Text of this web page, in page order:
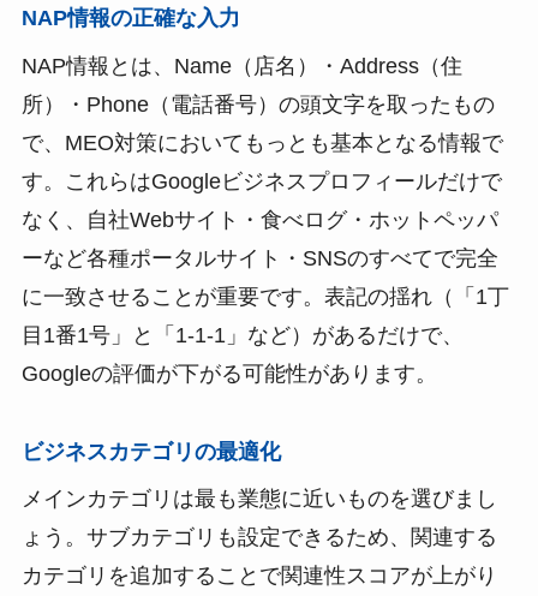
NAP情報の正確な入力
NAP情報とは、Name（店名）・Address（住
所）・Phone（電話番号）の頭文字を取ったもの
で、MEO対策においてもっとも基本となる情報で
す。これらはGoogleビジネスプロフィールだけで
なく、自社Webサイト・食べログ・ホットペッパ
ーなど各種ポータルサイト・SNSのすべてで完全
に一致させることが重要です。表記の揺れ（「1丁
目1番1号」と「1-1-1」など）があるだけで、
Googleの評価が下がる可能性があります。
ビジネスカテゴリの最適化
メインカテゴリは最も業態に近いものを選びまし
ょう。サブカテゴリも設定できるため、関連する
カテゴリを追加することで関連性スコアが上がり